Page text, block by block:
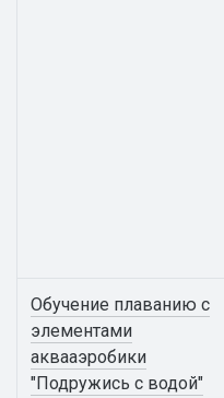
Обучение плаванию с
элементами
аквааэробики
"Подружись с водой"